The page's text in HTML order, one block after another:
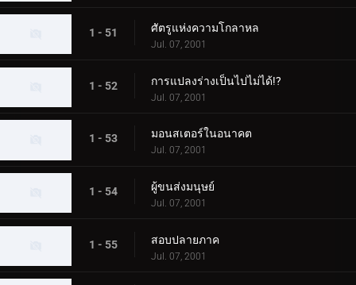
1 - 51 ศัตรูแห่งความโกลาหล
Jul. 07, 2001
1 - 52 การแปลงร่างเป็นไปไม่ได้!?
Jul. 07, 2001
1 - 53 มอนสเตอร์ในอนาคต
Jul. 07, 2001
1 - 54 ผู้ขนส่งมนุษย์
Jul. 07, 2001
1 - 55 สอบปลายภาค
Jul. 07, 2001